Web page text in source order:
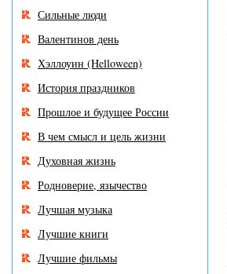
Сильные люди
Валентинов день
Хэллоуин (Helloween)
История праздников
Прошлое и будущее России
В чем смысл и цель жизни
Духовная жизнь
Родноверие, язычество
Лучшая музыка
Лучшие книги
Лучшие фильмы